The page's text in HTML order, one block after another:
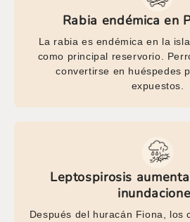
Rabia endémica en
La rabia es endémica en la
como principal reservorio.
convertirse en huéspedes
expuestos.
Leptospirosis
Después del huracán Fiona, los